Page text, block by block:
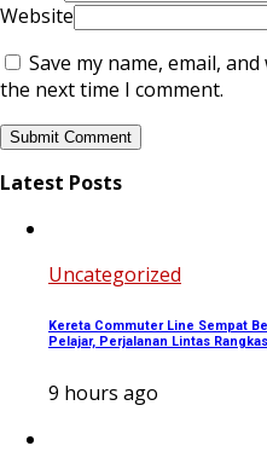
Website
Save my name, email,
the next time I comment.
Latest Posts
Uncategorized
Kereta Commuter Line Sempat
Pelajar, Perjalanan Lintas
9 hours ago